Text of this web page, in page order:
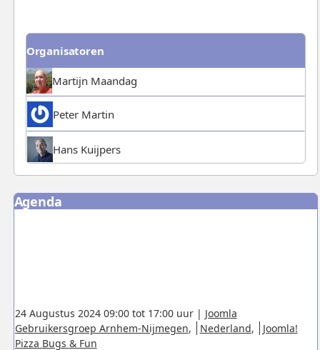
Organisatoren
Martijn Maandag
Peter Martin
Hans Kuijpers
Agenda
24 Augustus 2024 09:00 tot 17:00 uur | Joomla
Gebruikersgroep Arnhem-Nijmegen, Nederland,
Joomla!
Pizza Bugs & Fun